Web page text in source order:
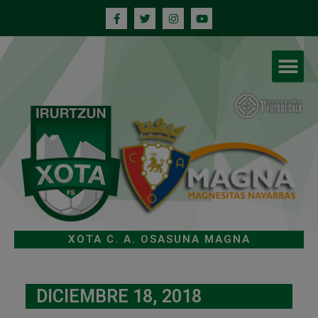
XOTA C. A. OSASUNA MAGNA
DICIEMBRE 18, 2018